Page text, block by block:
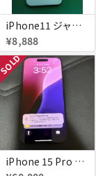
iPhone11 ジャンク
¥8,888
SOLD
iPhone 15 Pro 128GB ブラックチタニウム ネットワーク利用制限あり